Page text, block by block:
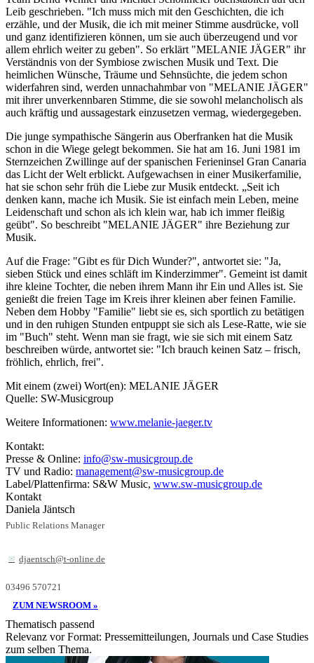
Leib geschrieben. "Ich muss mich mit den Geschichten, die ich
erzähle, und der Musik, die ich mit meiner Stimme ausdrücke, voll
und ganz identifizieren können, um sie auch überzeugend und vor
allem ehrlich weiter zu geben". So erklärt "MELANIE JÄGER" ihr
Verständnis von der Symbiose zwischen Musik und Text. Die
heimlichen Wünsche, Träume und Sehnsüchte, die jedem schon
widerfahren sind, werden unnachahmbar von "MELANIE JÄGER"
mit ihrer unverkennbaren Stimme, die sie sowohl melancholisch als
auch kräftig und aussagestark einzusetzen vermag, wiedergegeben.
Die junge sympathische Sängerin aus Oberfranken hat die Musik
schon in die Wiege gelegt bekommen. Sie hat am 16. Juni 1981 im
Sternzeichen Zwillinge auf der spanischen Ferieninsel Gran Canaria
das Licht der Welt erblickt. Aufgewachsen in einer Musikerfamilie,
hat sie schon sehr früh die Liebe zur Musik entdeckt. „Seit ich
denken kann, mache ich Musik. Sie ist einfach mein Leben, meine
Leidenschaft und schon als ich klein war, hab ich immer fleißig
geübt". So beschreibt "MELANIE JÄGER" ihre Beziehung zur
Musik.
Auf die Frage: "Gibt es für Dich Wunder?", antwortet sie: "Ja,
sieben Stück und eines schläft im Kinderzimmer". Gemeint ist damit
ihre kleine Tochter, die neben ihrem Mann ihr Ein und Alles ist. Sie
genießt die freien Tage im Kreis ihrer kleinen aber feinen Familie.
Neben dem Hobby "Familie" liebt sie es, sich sportlich zu betätigen
und in den ruhigen Stunden entpuppt sie sich als Lese-Ratte, wie sie
im "Buch" steht. Wenn man sie fragt, wie sie sich mit einem Satz
beschreiben würde, antwortet sie: "Ich brauch keinen Satz – frisch,
fröhlich, ehrlich, frei".
Mit einem (zwei) Wort(en): MELANIE JÄGER
Quelle: SW-Musicgroup
Weitere Informationen: www.melanie-jaeger.tv
Kontakt:
Presse & Online: info@sw-musicgroup.de
TV und Radio: management@sw-musicgroup.de
Label/Plattenfirma: S&W Music, www.sw-musicgroup.de
Kontakt
Daniela Jäntsch
Public Relations Manager
djaentsch@t-online.de
03496 570721
ZUM NEWSROOM »
Thematisch passend
Relevanz vor Format: Pressemitteilungen, Journals und Case Studies
zum selben Thema.